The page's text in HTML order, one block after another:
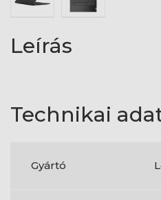
Leírás
Technikai
Gyártó